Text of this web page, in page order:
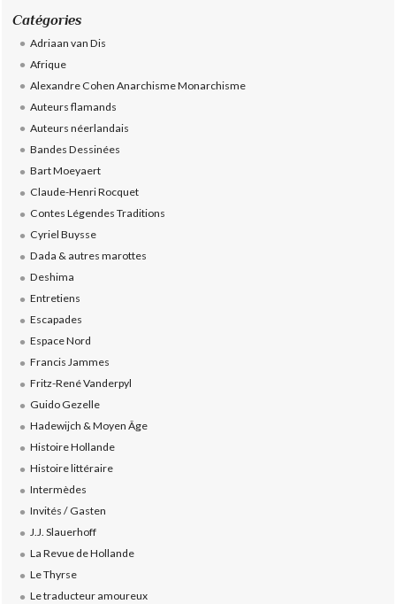
Catégories
Adriaan van Dis
Afrique
Alexandre Cohen Anarchisme Monarchisme
Auteurs flamands
Auteurs néerlandais
Bandes Dessinées
Bart Moeyaert
Claude-Henri Rocquet
Contes Légendes Traditions
Cyriel Buysse
Dada & autres marottes
Deshima
Entretiens
Escapades
Espace Nord
Francis Jammes
Fritz-René Vanderpyl
Guido Gezelle
Hadewijch & Moyen Âge
Histoire Hollande
Histoire littéraire
Intermèdes
Invités / Gasten
J.J. Slauerhoff
La Revue de Hollande
Le Thyrse
Le traducteur amoureux